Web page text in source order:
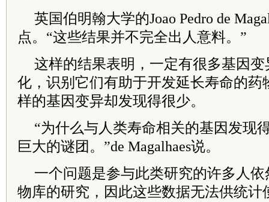
英国伯明翰大学的Joao Pedro de
点。“这些结果并不完全出人意料。”
这样的结果表明，一定有很多基因
化，识别它们有助于开发延长寿命的药
样的基因变异却发现得很少。
“为什么与人类寿命相关的基因发现
巨大的谜团。”de Magalhaes说。
一个问题是参与此类研究的许多人
物库的研究，因此这些数据无法供统计